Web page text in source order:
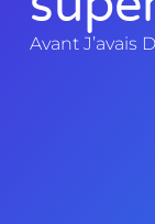
Avant J’avais